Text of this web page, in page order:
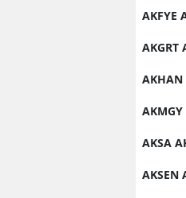
AKFYE
AKGRT
AKMGY
AKSA
AKSEN